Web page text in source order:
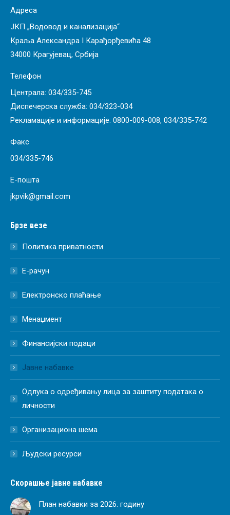
Адреса
ЈКП „Водовод и канализација“
Краља Александра I Карађорђевића 48
34000 Крагујевац, Србија
Телефон
Централа: 034/335-745
Диспечерска служба: 034/323-034
Рекламације и информације: 0800-009-008, 034/335-742
Факс
034/335-746
Е-пошта
jkpvik@gmail.com
Брзе везе
Политика приватности
Е-рачун
Електронско плаћање
Менаџмент
Финансијски подаци
Јавне набавке
Одлука о одређивању лица за заштиту података о
личности
Организациона шема
Људски ресурси
Скорашње јавне набавке
План набавки за 2026. годину